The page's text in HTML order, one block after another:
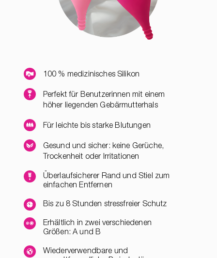
100 % medizinisches Silikon
Perfekt für Benutzerinnen mit einem
höher liegenden Gebärmutterhals
Für leichte bis starke Blutungen
Gesund und sicher: keine Gerüche,
Trockenheit oder Irritationen
Überlaufsicherer Rand und Stiel zum
einfachen Entfernen
Bis zu 8 Stunden stressfreier Schutz
Erhältlich in zwei verschiedenen
Größen: A und B
Wiederverwendbare und